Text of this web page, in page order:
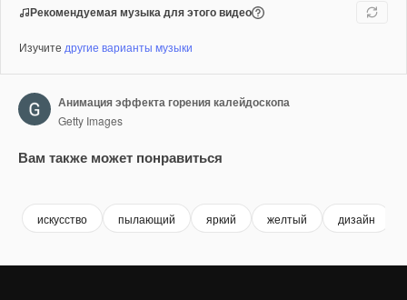
Рекомендуемая музыка для этого видео
Изучите другие варианты музыки
Анимация эффекта горения калейдоскопа
Getty Images
Вам также может понравиться
искусство пылающий яркий желтый дизайн